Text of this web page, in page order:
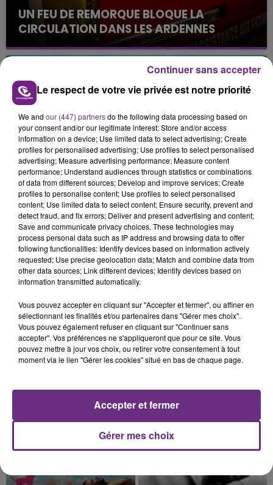
UN FEU DE REMORQUE BLOQUE LA
CIRCULATION DANS LES ARDENNES
Un feu de remorque s'est déclaré ce mercredi en
fin de matinée sur l'A34.
VENEZ FÊTER CE WEEK-END
L'ANNIVERSAIRE DE WOINIC
Ce samedi 8 août sera un grand jour :
l'anniversaire du plus gros sanglier du monde.
Une fête est donc organisée et vous êtes tous
conviés !
TITRES DIFFUSÉS
8h13
8h13
I Knew It, I Knew You
8h10
8h10
What Lovers Do
7h58
7h58
Le respect de votre vie privée est notre priorité
We and our (447) partnersdo the following data processing based on
your consent and/or our legitimate interest: Store and/or access
information on a device; Use limited data to select advertising; Create
profiles for personalised advertising; Use profiles to select personalised
advertising; Measure advertising performance; Measure content
performance; Understand audiences through statistics or combinations
of data from different sources; Develop and improve services; Create
profiles to personalise content; Use profiles to select personalised
content; Use limited data to select content; Ensure security, prevent and
detect fraud, and fix errors; Deliver and present advertising and content;
Save and communicate privacy choices. These technologies may
process personal data such as IP address and browsing data to offer
following functionalities: Identify devices based on information actively
requested; Use precise geolocation data; Match and combine data from
other data sources; Link different devices; Identify devices based on
information transmitted automatically.
Vous pouvez accepter en cliquant sur "Accepter et fermer", ou affiner en
sélectionnant les finalités et/ou partenaires dans "Gérer mes choix".
Vous pouvez également refuser en cliquant sur "Continuer sans
accepter". Vos préférences ne s'appliqueront que pour ce site. Vous
pouvez mettre à jour vos choix, ou retirer votre consentement à tout
moment via le lien "Gérer les cookies" situé en bas de chaque page.
Gérer mes choix
Accepter et fermer
Continuer sans accepter